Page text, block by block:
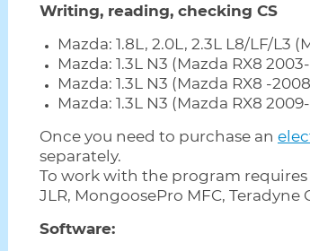
Writing, reading, checking CS
Mazda: 1.8L, 2.0L, 2.3L L8/LF/L3
Mazda: 1.3L N3 (Mazda RX8
Mazda: 1.3L N3 (Mazda RX8 -
Mazda: 1.3L N3 (Mazda RX8
Once you need to purchase an
separately.
To work with the program
JLR, MongoosePro MFC, Teradyne
Software: